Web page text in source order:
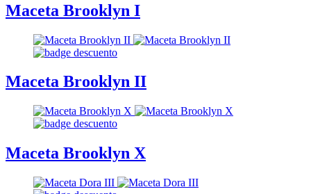
Maceta Brooklyn I
Maceta Brooklyn II
Maceta Brooklyn X